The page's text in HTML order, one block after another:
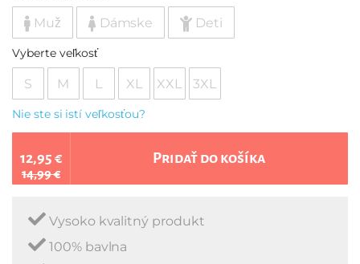
Muž Dámske Deti
Vyberte veľkosť
S M L XL XXL 3XL
Nie ste si istí veľkosťou?
12,95 €
14,99 €
Pridať do košíka
Vysoko kvalitný produkt
100% bavlna